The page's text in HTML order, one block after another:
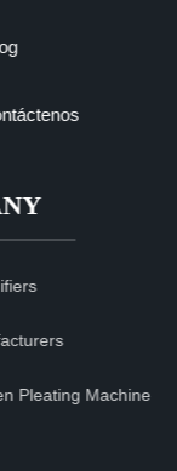
Pleating Machine